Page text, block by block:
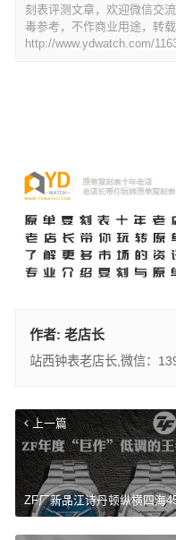
刻表评测文章，欢迎微信交
毒参考，不作商业用途，转
http://www.ydwatch.com/
作者: 老店长
站西钟表老店长,微信：
上一篇
ZF厂新品江诗丹顿纵横四海